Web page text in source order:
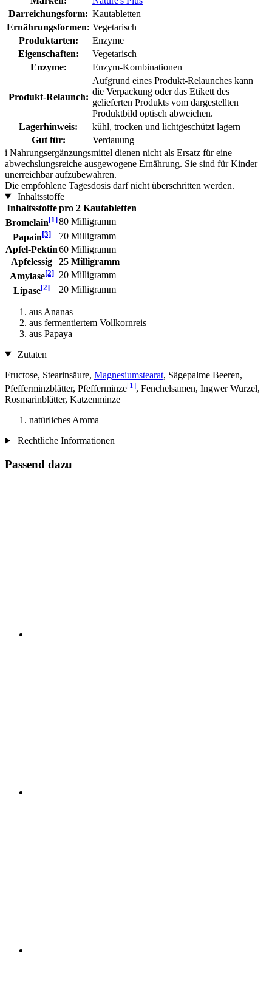
Darreichungsform: Kautabletten
Ernährungsformen: Vegetarisch
Produktarten:
Enzyme
Eigenschaften:
Vegetarisch
Enzyme:
Enzym-Kombinationen
Produkt-Relaunch:
Aufgrund eines Produkt-Relaunches kann
die Verpackung oder das Etikett des
gelieferten Produkts vom dargestellten
Produktbild optisch abweichen.
Lagerhinweis:
kühl, trocken und lichtgeschützt lagern
Gut für:
Verdauung
i Nahrungsergänzungsmittel dienen nicht als Ersatz für eine
abwechslungsreiche ausgewogene Ernährung. Sie sind für Kinder
unerreichbar aufzubewahren.
Die empfohlene Tagesdosis darf nicht überschritten werden.
Inhaltsstoffe
Inhaltsstoffe pro 2 Kautabletten
Bromelain[1]80 Milligramm
Papain[3]
70 Milligramm
Apfel-Pektin60 Milligramm
Apfelessig
25 Milligramm
Amylase[2]
20 Milligramm
Lipase[2] 20 Milligramm
aus Ananas
aus fermentiertem Vollkornreis
aus Papaya
Zutaten
Fructose, Stearinsäure, Magnesiumstearat, Sägepalme Beeren,
Pfefferminzblätter, Pfefferminze[1], Fenchelsamen, Ingwer Wurzel,
Rosmarinblätter, Katzenminze
natürliches Aroma
Rechtliche Informationen
Passend dazu